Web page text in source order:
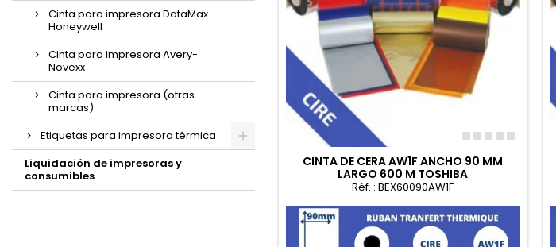
Cinta para impresora DataMax
Honeywell
Cinta para impresora Avery-
Novexx
Cinta para impresora (otras
marcas)
Etiquetas para impresora térmica
Liquidación de impresoras y
consumibles
CINTA DE CERA AW1F ANCHO 90 MM
LARGO 600 M TOSHIBA
Réf. : BEX60090AW1F